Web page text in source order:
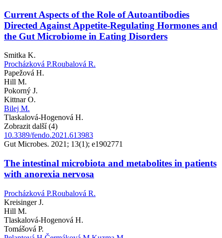
Current Aspects of the Role of Autoantibodies
Directed Against Appetite-Regulating Hormones and
the Gut Microbiome in Eating Disorders
Smitka K.
Procházková P.Roubalová R.
Papežová H.
Hill M.
Pokorný J.
Kittnar O.
Bilej M.
Tlaskalová-Hogenová H.
Zobrazit další (4)
10.3389/fendo.2021.613983
Gut Microbes. 2021; 13(1); e1902771
The intestinal microbiota and metabolites in patients
with anorexia nervosa
Procházková P.Roubalová R.
Kreisinger J.
Hill M.
Tlaskalová-Hogenová H.
Tomášová P.